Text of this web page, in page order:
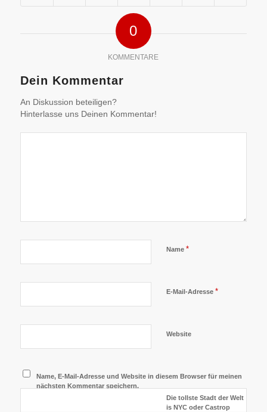
0
KOMMENTARE
Dein Kommentar
An Diskussion beteiligen?
Hinterlasse uns Deinen Kommentar!
Name *
E-Mail-Adresse *
Website
Name, E-Mail-Adresse und Website in diesem Browser für meinen
nächsten Kommentar speichern.
Die tollste Stadt der Welt
is NYC oder Castrop